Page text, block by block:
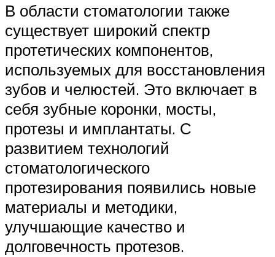
В области стоматологии также
существует широкий спектр
протетических компонентов,
используемых для восстановления
зубов и челюстей. Это включает в
себя зубные коронки, мосты,
протезы и имплантаты. С
развитием технологий
стоматологического
протезирования появились новые
материалы и методики,
улучшающие качество и
долговечность протезов.